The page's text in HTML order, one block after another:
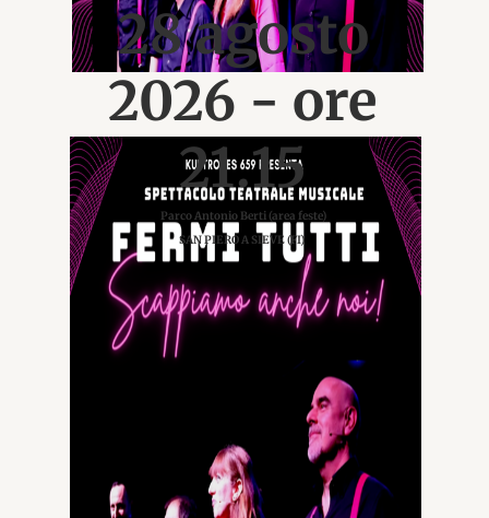
28 agosto
2026 - ore
21.15
Parco Antonio Berti (area feste)
SAN PIERO A SIEVE (FI)
Info